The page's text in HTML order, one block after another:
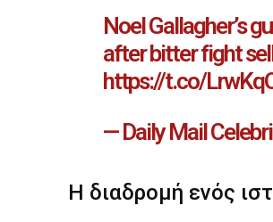
Noel Gallagher’s
after bitter fight
https://t.co/
— Daily Mail
Η διαδρομή ενός